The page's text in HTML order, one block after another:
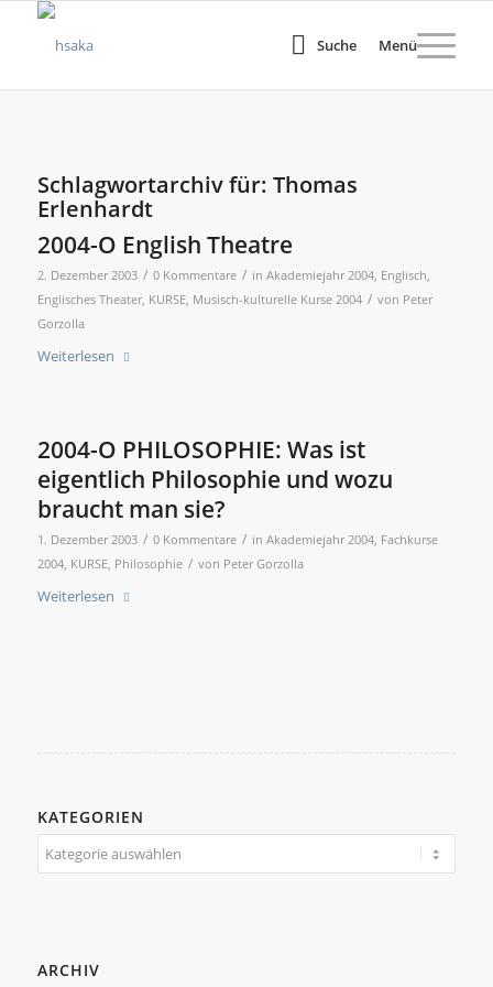
Suche Menü
Schlagwortarchiv für: Thomas
Erlenhardt
2004-O English Theatre
2. Dezember 2003 / 0 Kommentare / in Akademiejahr 2004, Englisch,
Englisches Theater, KURSE, Musisch-kulturelle Kurse 2004 / von Peter
Gorzolla
Weiterlesen
2004-O PHILOSOPHIE: Was ist
eigentlich Philosophie und wozu
braucht man sie?
1. Dezember 2003 / 0 Kommentare / in Akademiejahr 2004, Fachkurse
2004, KURSE, Philosophie / von Peter Gorzolla
Weiterlesen
KATEGORIEN
Kategorien
ARCHIV